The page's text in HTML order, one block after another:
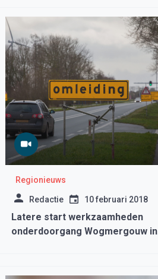
Regionieuws
Redactie 10 februari 2018
Latere start werkzaamheden
onderdoorgang Wogmergouw in